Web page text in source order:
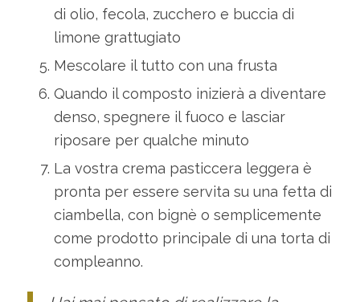
di olio, fecola, zucchero e buccia di
limone grattugiato
Mescolare il tutto con una frusta
Quando il composto inizierà a diventare
denso, spegnere il fuoco e lasciar
riposare per qualche minuto
La vostra crema pasticcera leggera è
pronta per essere servita su una fetta di
ciambella, con bignè o semplicemente
come prodotto principale di una torta di
compleanno.